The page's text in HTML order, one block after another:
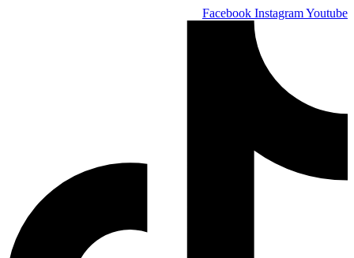
Skip
Facebook InstagramYoutube